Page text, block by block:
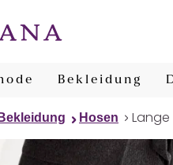
Bekleidung
Bekleidung Hosen Lange